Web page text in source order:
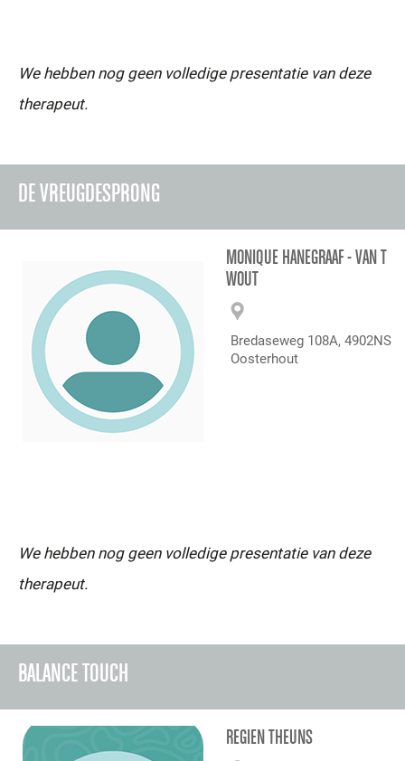
We hebben nog geen volledige presentatie van deze
therapeut.
DE VREUGDESPRONG
MONIQUE HANEGRAAF - VAN T
WOUT
Bredaseweg 108A, 4902NS
Oosterhout
We hebben nog geen volledige presentatie van deze
therapeut.
BALANCE TOUCH
REGIEN THEUNS